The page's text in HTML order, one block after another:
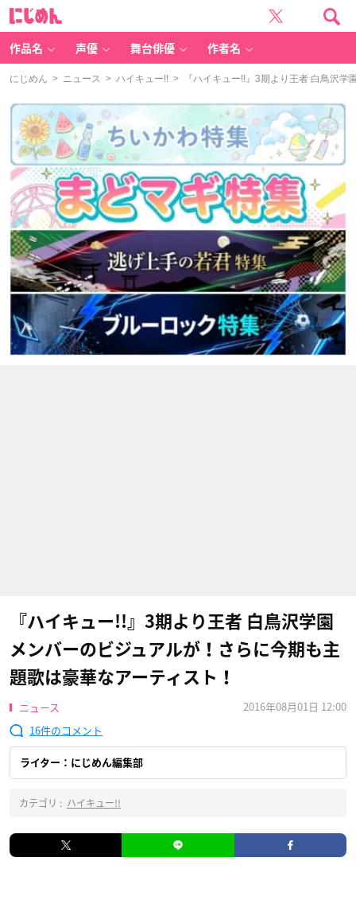
作品名 声優 舞台俳優 作者名
にじめん > ニュース > ハイキュー!! > 『ハイキュー!!』3期より王者 白鳥沢学
『ハイキュー!!』3期より王者 白鳥沢学園
メンバーのビジュアルが！さらに今期も主
題歌は豪華なアーティスト！
ニュース
2016年08月01日 12:00
16
ライター：にじめん編集部
カテゴリ : ハイキュー!!